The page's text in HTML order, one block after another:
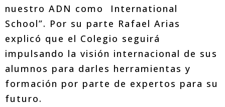
nuestro ADN como International
School”. Por su parte Rafael Arias
explicó que el Colegio seguirá
impulsando la visión internacional de sus
alumnos para darles herramientas y
formación por parte de expertos para su
futuro.